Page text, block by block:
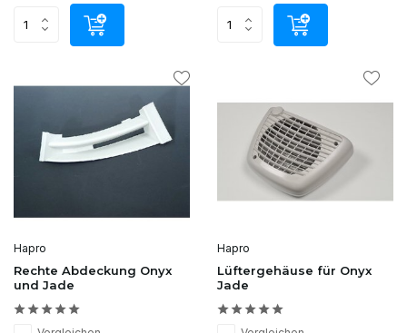
Hapro
Rechte Abdeckung Onyx
und Jade
Hapro
Lüftergehäuse für Onyx
Jade